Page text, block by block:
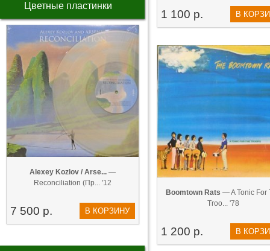
Цветные пластинки
Alexey Kozlov / Arse... —
Reconciliation (Пр... '12
7 500 р. В КОРЗИНУ
1 100 р. В
Boomtown Rats — A Tonic For
Troo... '78
1 200 р. В